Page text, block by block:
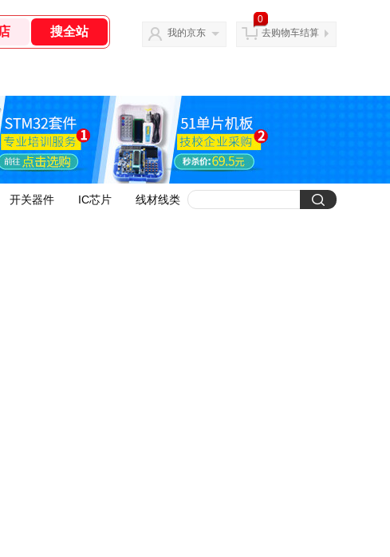
我的京东
0
去购物车结算
开关器件 IC芯片 线材线类